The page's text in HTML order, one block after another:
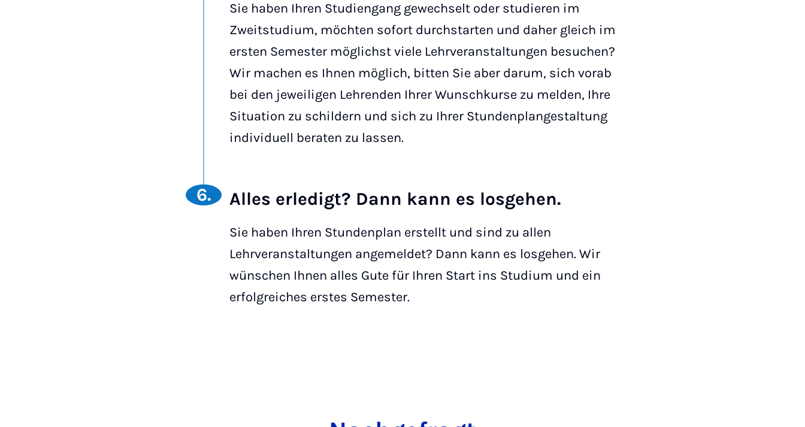
Sie haben Ihren Studiengang gewechselt oder studieren im
Zweitstudium, möchten sofort durchstarten und daher gleich im
ersten Semester möglichst viele Lehrveranstaltungen besuchen?
Wir machen es Ihnen möglich, bitten Sie aber darum, sich vorab
bei den jeweiligen Lehrenden Ihrer Wunschkurse zu melden, Ihre
Situation zu schildern und sich zu Ihrer Stundenplangestaltung
individuell beraten zu lassen.
6. Alles erledigt? Dann kann es losgehen.
Sie haben Ihren Stundenplan erstellt und sind zu allen
Lehrveranstaltungen angemeldet? Dann kann es losgehen. Wir
wünschen Ihnen alles Gute für Ihren Start ins Studium und ein
erfolgreiches erstes Semester.